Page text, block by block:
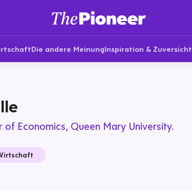
Die andere MeinungInspiration & Zuversicht
of Economics, Queen Mary University.